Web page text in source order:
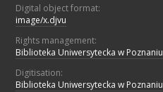
Digital object format:
image/x.djvu
Rights management:
Biblioteka Uniwersytecka w Poznaniu
Digitisation:
Biblioteka Uniwersytecka w Poznaniu